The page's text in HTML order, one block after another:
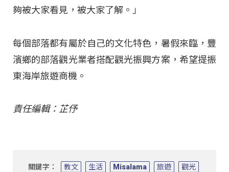
夠被大家看見，被大家了解。」
每個部落都有屬於自己的文化特色，暑假來臨，豐
濱鄉的部落觀光業者搭配觀光振興方案，希望提振
東海岸旅遊商機。
責任編輯：芷伃
關鍵字： 教文 生活 Misalama 旅遊
觀光